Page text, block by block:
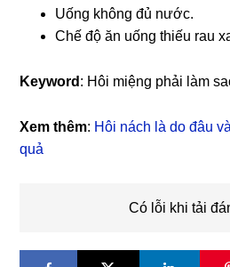
Uống không đủ nước.
Chế độ ăn uống thiếu rau
Keyword : Hôi miệng phải làm
Xem thêm: Hôi nách là do đâu
quả
Có lỗi khi tải